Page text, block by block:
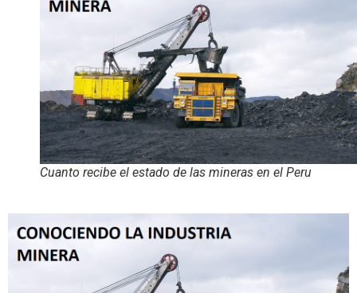
Cuanto recibe el estado de las mineras en el Peru